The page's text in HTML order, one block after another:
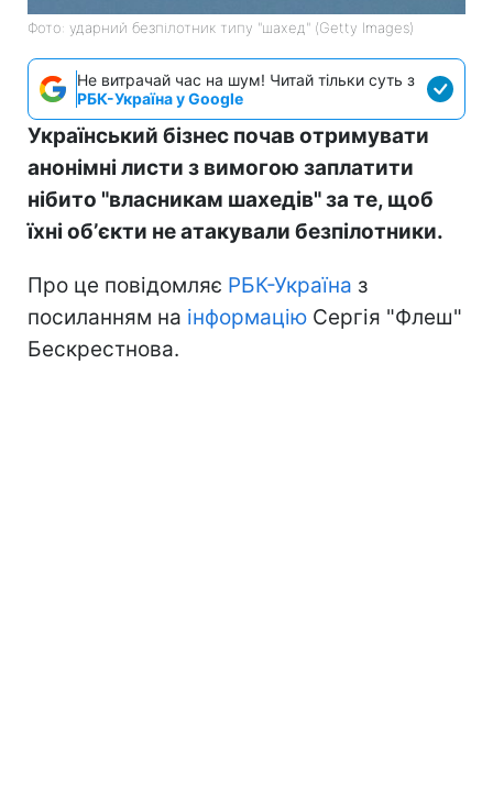
Фото: ударний безпілотник типу "шахед" (Getty Images)
Не витрачай час на шум! Читай тільки суть з
РБК-Україна у Google
Український бізнес почав отримувати
анонімні листи з вимогою заплатити
нібито "власникам шахедів" за те, щоб
їхні обʼєкти не атакували безпілотники.
Про це повідомляє РБК-Україна з
посиланням на інформацію Сергія "Флеш"
Бескрестнова.